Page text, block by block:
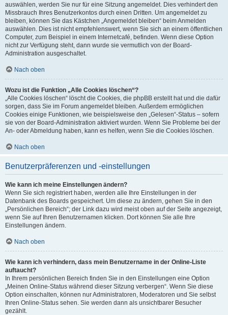
auswählen, werden Sie nur für eine Sitzung angemeldet. Dies verhindert den
Missbrauch Ihres Benutzerkontos durch einen Dritten. Um angemeldet zu
bleiben, können Sie das Kästchen „Angemeldet bleiben“ beim Anmelden
auswählen. Dies ist nicht empfehlenswert, wenn Sie sich an einem öffentlichen
Computer, zum Beispiel in einem Internetcafé, befinden. Wenn diese Option
nicht zur Verfügung steht, dann wurde sie vermutlich von der Board-
Administration ausgeschaltet.
Nach oben
Wozu ist die Funktion „Alle Cookies löschen“?
„Alle Cookies löschen“ löscht die Cookies, die phpBB erstellt hat und die dafür
sorgen, dass Sie im Forum angemeldet bleiben. Außerdem ermöglichen
Cookies einige Funktionen, wie beispielsweise den „Gelesen“-Status – sofern
sie von der Board-Administration aktiviert wurden. Wenn Sie Probleme bei der
An- oder Abmeldung haben, kann es helfen, wenn Sie die Cookies löschen.
Nach oben
Benutzerpräferenzen und -einstellungen
Wie kann ich meine Einstellungen ändern?
Wenn Sie sich registriert haben, werden alle Ihre Einstellungen in der
Datenbank des Boards gespeichert. Um diese zu ändern, gehen Sie in den
„Persönlichen Bereich“; der Link dazu wird meist oben auf der Seite angezeigt,
wenn Sie auf Ihren Benutzernamen klicken. Dort können Sie alle Ihre
Einstellungen ändern.
Nach oben
Wie kann ich verhindern, dass mein Benutzername in der Online-Liste
auftaucht?
In Ihrem persönlichen Bereich finden Sie in den Einstellungen eine Option
„Meinen Online-Status während dieser Sitzung verbergen“. Wenn Sie diese
Option einschalten, können nur Administratoren, Moderatoren und Sie selbst
Ihren Online-Status sehen. Sie werden dann als unsichtbarer Besucher
gezählt.